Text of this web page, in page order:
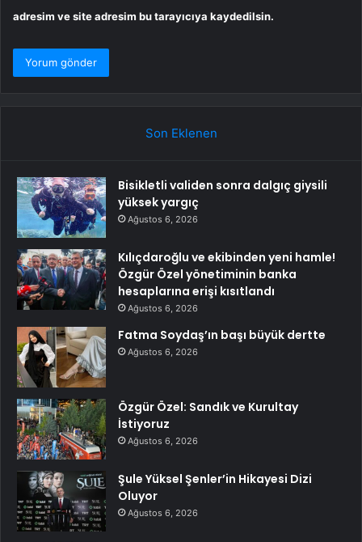
adresim ve site adresim bu tarayıcıya kaydedilsin.
Son Eklenen
Bisikletli validen sonra dalgıç giysili
yüksek yargıç
Ağustos 6, 2026
Kılıçdaroğlu ve ekibinden yeni hamle!
Özgür Özel yönetiminin banka
hesaplarına erişi kısıtlandı
Ağustos 6, 2026
Fatma Soydaş’ın başı büyük dertte
Ağustos 6, 2026
Özgür Özel: Sandık ve Kurultay
İstiyoruz
Ağustos 6, 2026
Şule Yüksel Şenler’in Hikayesi Dizi
Oluyor
Ağustos 6, 2026